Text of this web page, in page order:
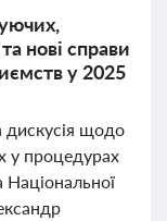
нові справи
у 2025
дискусія щодо
у процедурах
Національної